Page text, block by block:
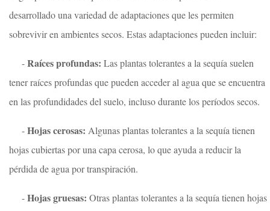
desarrollado una variedad de adaptaciones que les permiten
sobrevivir en ambientes secos. Estas adaptaciones pueden incluir:
-Raíces profundas: Las plantas tolerantes a la sequía suelen
tener raíces profundas que pueden acceder al agua que se encuentra
en las profundidades del suelo, incluso durante los períodos secos.
-Hojas cerosas: Algunas plantas tolerantes a la sequía tienen
hojas cubiertas por una capa cerosa, lo que ayuda a reducir la
pérdida de agua por transpiración.
-Hojas gruesas: Otras plantas tolerantes a la sequía tienen hojas